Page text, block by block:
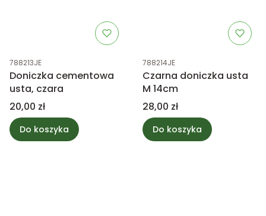
Kod produktu
788213JE
Doniczka cementowa
usta, czara
Cena
20,00 zł
Do koszyka
Kod produktu
788214JE
Czarna doniczka usta
M 14cm
Cena
28,00 zł
Do koszyka